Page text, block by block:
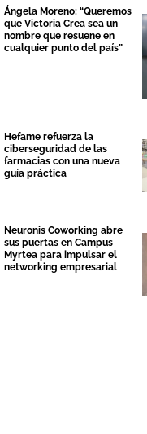
Ángela Moreno: “Queremos
que Victoria Crea sea un
nombre que resuene en
cualquier punto del país”
Hefame refuerza la
ciberseguridad de las
farmacias con una nueva
guía práctica
Neuronis Coworking abre
sus puertas en Campus
Myrtea para impulsar el
networking empresarial